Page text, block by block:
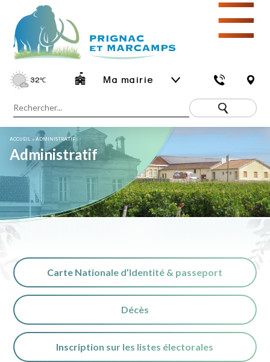
32℃ Ma mairie
☰
ACCUEIL »ADMINISTRATIF
Administratif
Carte Nationale d’Identité & passeport
Décès
Inscription sur les listes électorales